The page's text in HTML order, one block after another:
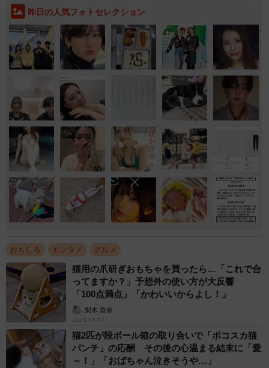
昨日の人気フォトセレクション
おもしろ エンタメ グルメ
猫用の爪研ぎおもちゃを買ったら…「これで合
ってますか？」予想外の使い方が大反響
「100点満点」「かわいいからよし！」
梨木 香奈
2026.08.07
猫2匹が段ボール箱の取り合いで「ポコスカ猫
パンチ」の応酬 その後の心温まる結末に「愛
～！」「おばちゃん泣きそうや…」